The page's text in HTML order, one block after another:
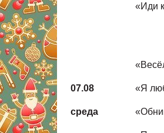
«Иди
07.08
среда
«Я